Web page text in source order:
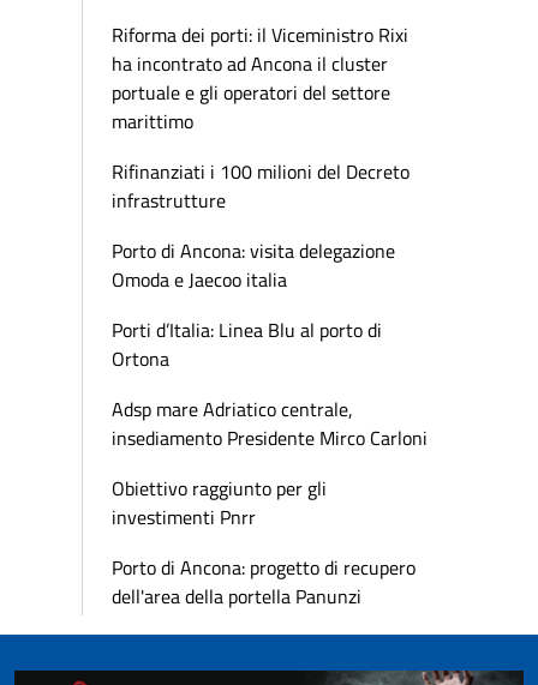
Riforma dei porti: il Viceministro Rixi
ha incontrato ad Ancona il cluster
portuale e gli operatori del settore
marittimo
Rifinanziati i 100 milioni del Decreto
infrastrutture
Porto di Ancona: visita delegazione
Omoda e Jaecoo italia
Porti d’Italia: Linea Blu al porto di
Ortona
Adsp mare Adriatico centrale,
insediamento Presidente Mirco Carloni
Obiettivo raggiunto per gli
investimenti Pnrr
Porto di Ancona: progetto di recupero
dell'area della portella Panunzi